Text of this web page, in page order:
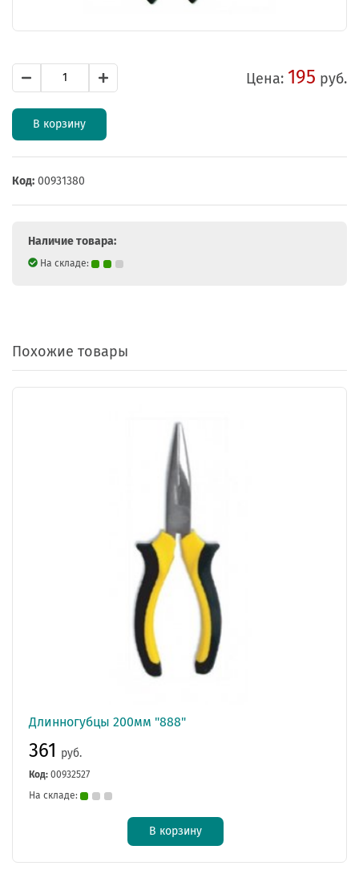
Цена: 195 руб.
В корзину
Код: 00931380
Наличие товара:
На складе:
Похожие товары
Длинногубцы 200мм "888"
361 руб.
Код: 00932527
На складе:
В корзину